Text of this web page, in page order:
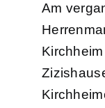
Am